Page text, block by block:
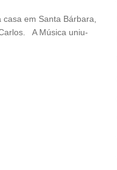
em Santa Bárbara,
A Música uniu-